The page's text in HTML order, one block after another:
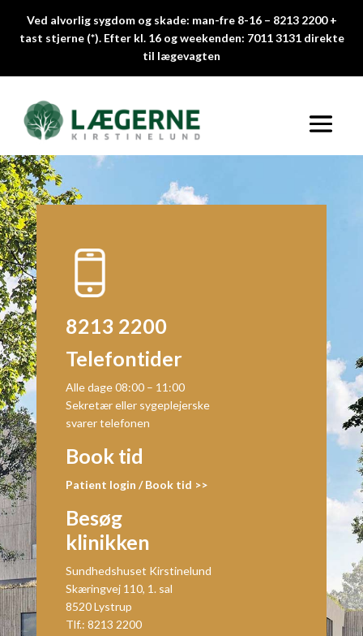
Ved alvorlig sygdom og skade: man-fre 8-16 – 8213 2200+
tast stjerne (*). Efter kl. 16 og weekenden: 7011 3131direkte
til lægevagten
8213 2200
Telefontider
Alle dage 08:00 – 11:00
Sekretær eller sygeplejerske
svarer telefonen
Book tid
Patient login / Book tid >>
Besøg
klinikken
Sundhedshuset Kirstinelund
Skæringvej 110, 1. sal
8520 Lystrup
Tlf.: 8213 2200